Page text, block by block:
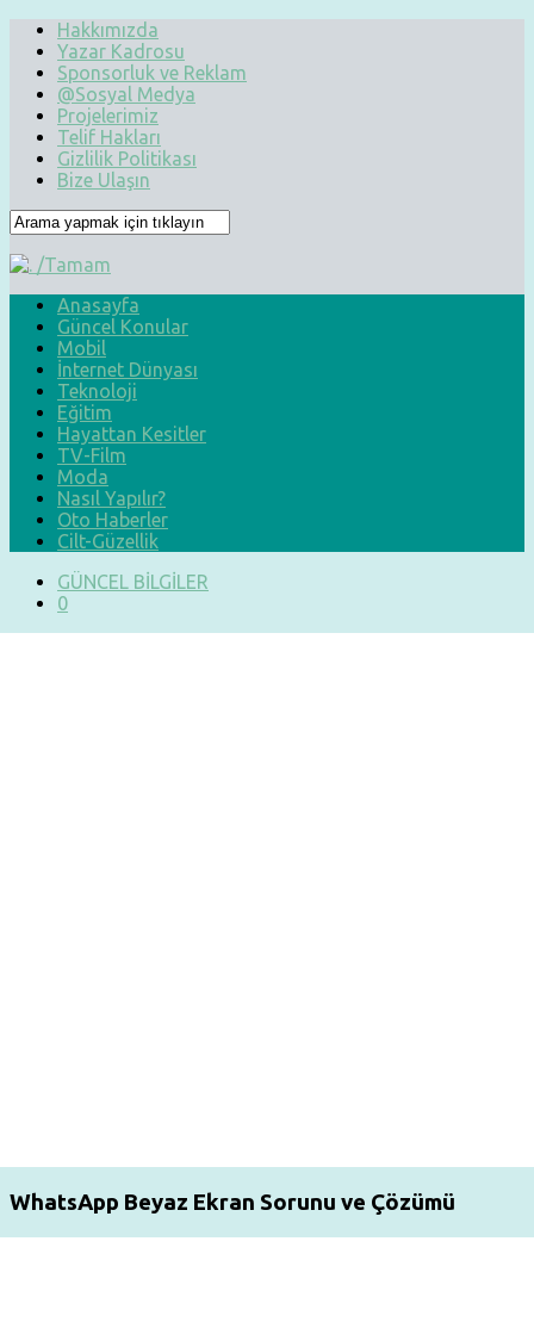
Hakkımızda
Yazar Kadrosu
Sponsorluk ve Reklam
@Sosyal Medya
Projelerimiz
Telif Hakları
Gizlilik Politikası
Bize Ulaşın
Anasayfa
Güncel Konular
Mobil
İnternet Dünyası
Teknoloji
Eğitim
Hayattan Kesitler
TV-Film
Moda
Nasıl Yapılır?
Oto Haberler
Cilt-Güzellik
GÜNCEL BİLGİLER
0
WhatsApp Beyaz Ekran Sorunu ve Çözümü